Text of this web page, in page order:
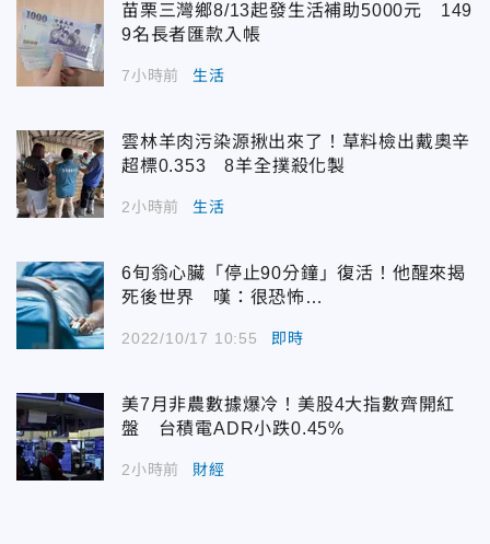
苗栗三灣鄉8/13起發生活補助5000元 149
9名長者匯款入帳
7小時前 生活
雲林羊肉污染源揪出來了！草料檢出戴奧辛
超標0.353 8羊全撲殺化製
2小時前 生活
6旬翁心臟「停止90分鐘」復活！他醒來揭
死後世界 嘆：很恐怖…
2022/10/17 10:55 即時
美7月非農數據爆冷！美股4大指數齊開紅
盤 台積電ADR小跌0.45%
2小時前 財經